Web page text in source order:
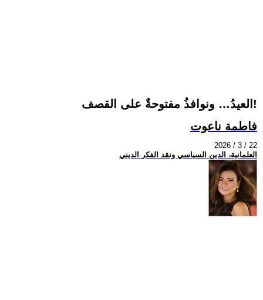
العيدُ… ونوافذُ مفتوحةٌ على القصف!
فاطمة ناعوت
2026 / 3 / 22
العلمانية، الدين السياسي ونقد الفكر الديني